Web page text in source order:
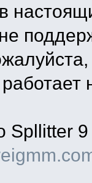
Spllitter